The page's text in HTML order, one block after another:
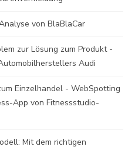
von BlaBlaCar
zur Lösung zum Produkt -
Audi
Einzelhandel - WebSpotting
App von Fitnessstudio-
Mit dem richtigen